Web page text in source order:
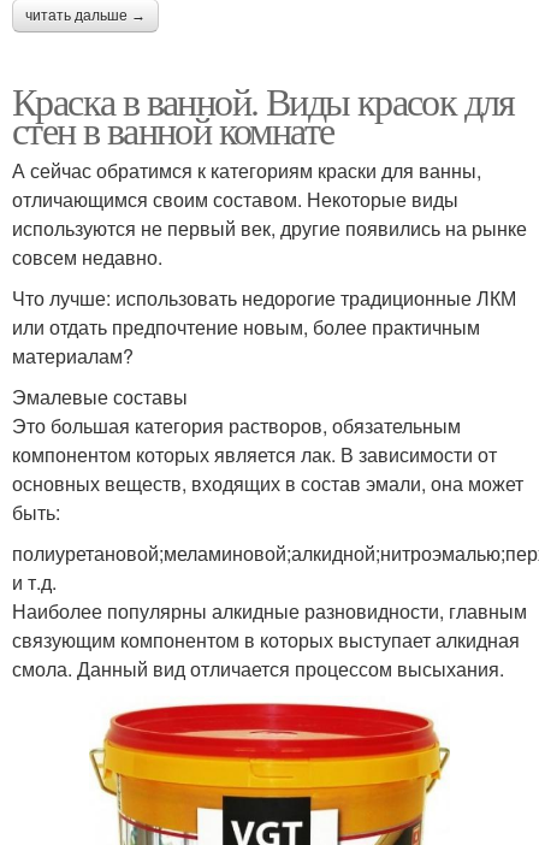
читать дальше →
Краска в ванной. Виды красок для
стен в ванной комнате
А сейчас обратимся к категориям краски для ванны,
отличающимся своим составом. Некоторые виды
используются не первый век, другие появились на рынке
совсем недавно.
Что лучше: использовать недорогие традиционные ЛКМ
или отдать предпочтение новым, более практичным
материалам?
Эмалевые составы
Это большая категория растворов, обязательным
компонентом которых является лак. В зависимости от
основных веществ, входящих в состав эмали, она может
быть:
и т.д.
Наиболее популярны алкидные разновидности, главным
связующим компонентом в которых выступает алкидная
смола. Данный вид отличается процессом высыхания.